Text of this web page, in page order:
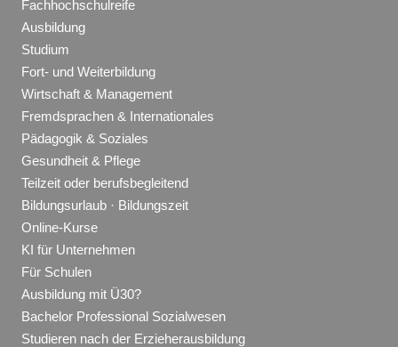
Fachhochschulreife
Ausbildung
Studium
Fort- und Weiterbildung
Wirtschaft & Management
Fremdsprachen & Internationales
Pädagogik & Soziales
Gesundheit & Pflege
Teilzeit oder berufsbegleitend
Bildungsurlaub · Bildungszeit
Online-Kurse
KI für Unternehmen
Für Schulen
Ausbildung mit Ü30?
Bachelor Professional Sozialwesen
Studieren nach der Erzieherausbildung